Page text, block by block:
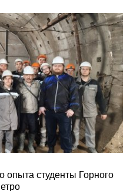
опыта студенты Горного